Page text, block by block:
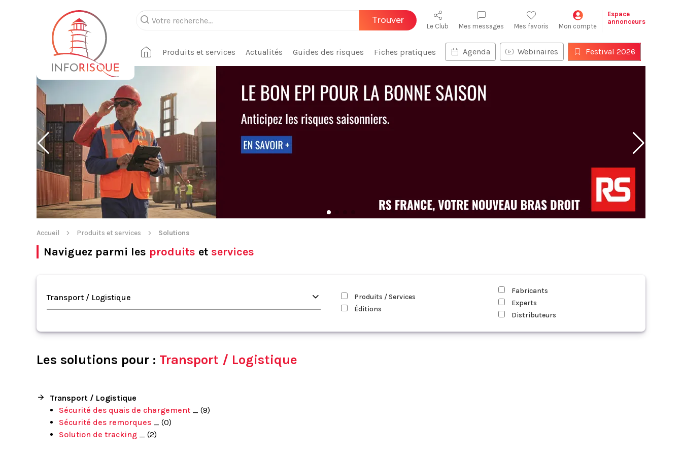
Trouver
Le Club Mes messages Mes favoris Mon compte
Espace
annonceurs
Produits et services Actualités Guides des risques Fiches pratiques Agenda Webinaires Festival 2026
Accueil Produits et services Solutions
Naviguez parmi les produits et services
Transport / Logistique
Produits / Services
Éditions
Fabricants
Experts
Distributeurs
Les solutions pour : Transport / Logistique
Transport / Logistique
Sécurité des quais de chargement _ (9)
Sécurité des remorques _ (0)
Solution de tracking _ (2)